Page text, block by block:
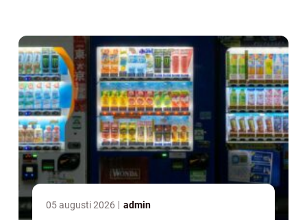
vi att ge en grundlig ö...
05 augusti 2026 admin